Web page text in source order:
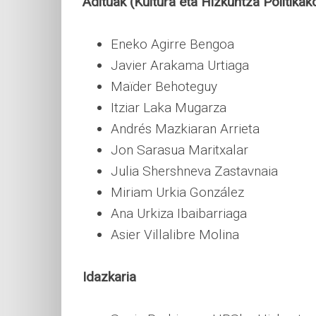
Eneko Agirre Bengoa
Javier Arakama Urtiaga
Maïder Behoteguy
Itziar Laka Mugarza
Andrés Mazkiaran Arrieta
Jon Sarasua Maritxalar
Julia Shershneva Zastavnaia
Miriam Urkia González
Ana Urkiza Ibaibarriaga
Asier Villalibre Molina
Idazkaria